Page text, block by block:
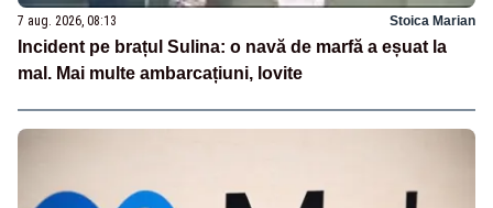
7 aug. 2026, 08:13 Stoica Marian
Incident pe brațul Sulina: o navă de marfă a eșuat la
mal. Mai multe ambarcațiuni, lovite